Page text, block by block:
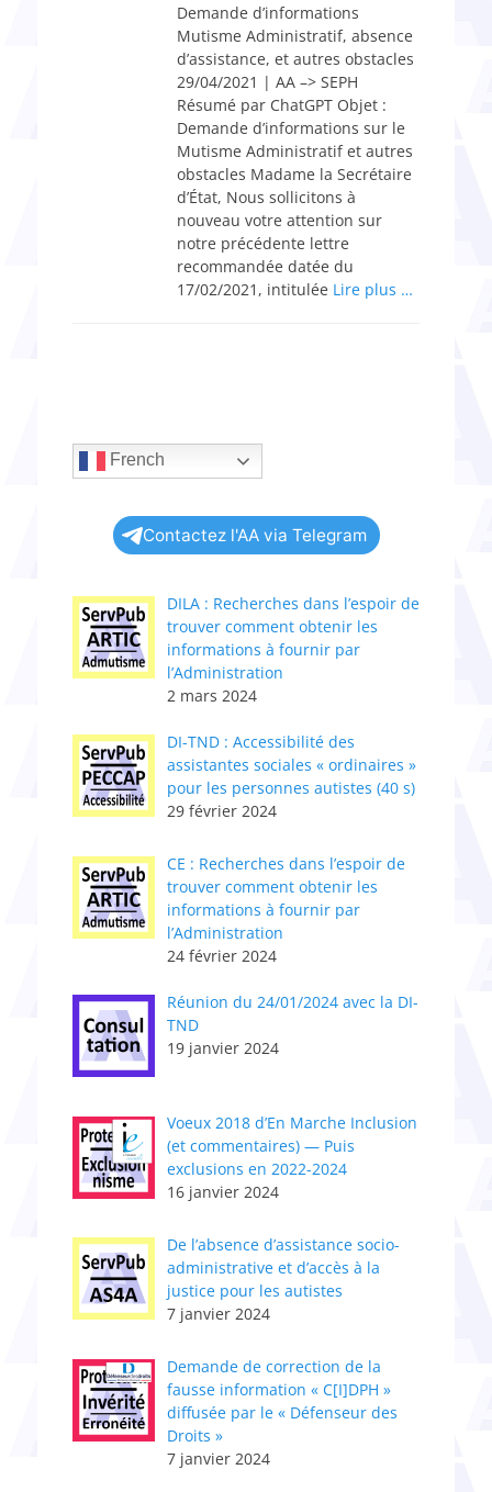
Demande d’informations
Mutisme Administratif, absence
d’assistance, et autres obstacles
29/04/2021 | AA –> SEPH
Résumé par ChatGPT Objet :
Demande d’informations sur le
Mutisme Administratif et autres
obstacles Madame la Secrétaire
d’État, Nous sollicitons à
nouveau votre attention sur
notre précédente lettre
recommandée datée du
17/02/2021, intitulée Lire plus …
French
Contactez l'AA via Telegram
DILA : Recherches dans l’espoir de
trouver comment obtenir les
informations à fournir par
l’Administration
2 mars 2024
DI-TND : Accessibilité des
assistantes sociales « ordinaires »
pour les personnes autistes (40 s)
29 février 2024
CE : Recherches dans l’espoir de
trouver comment obtenir les
informations à fournir par
l’Administration
24 février 2024
Réunion du 24/01/2024 avec la DI-
TND
19 janvier 2024
Voeux 2018 d’En Marche Inclusion
(et commentaires) — Puis
exclusions en 2022-2024
16 janvier 2024
De l’absence d’assistance socio-
administrative et d’accès à la
justice pour les autistes
7 janvier 2024
Demande de correction de la
fausse information « C[I]DPH »
diffusée par le « Défenseur des
Droits »
7 janvier 2024